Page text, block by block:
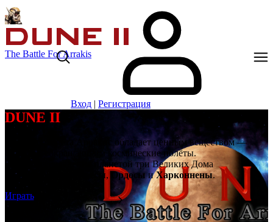
The Battle For Arrakis
Вход | Регистрация
DUNE II
Далёкая планета Арракис обладает ценным веществом —
спайсом, сокращающим космические полёты.
Борются за владение планетой три Великих Дома
Ландсраада:
Атрейдесы, ОрдосыиХарконнены.
Играть